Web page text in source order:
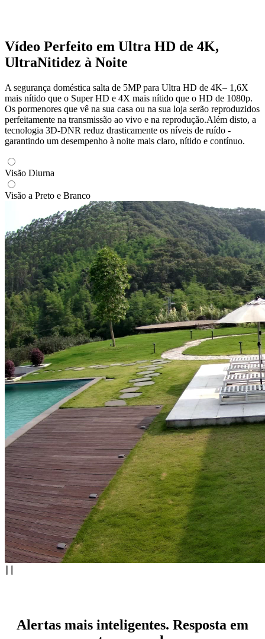
Vídeo Perfeito em Ultra HD de 4K,
UltraNitidez à Noite
A segurança doméstica salta de 5MP para Ultra HD de 4K– 1,6X
mais nítido que o Super HD e 4X mais nítido que o HD de 1080p.
Os pormenores que vê na sua casa ou na sua loja serão reproduzidos
perfeitamente na transmissão ao vivo e na reprodução.Além disto, a
tecnologia 3D-DNR reduz drasticamente os níveis de ruído -
garantindo um desempenho à noite mais claro, nítido e contínuo.
Visão Diurna
Visão a Preto e Branco
Alertas mais inteligentes. Resposta em